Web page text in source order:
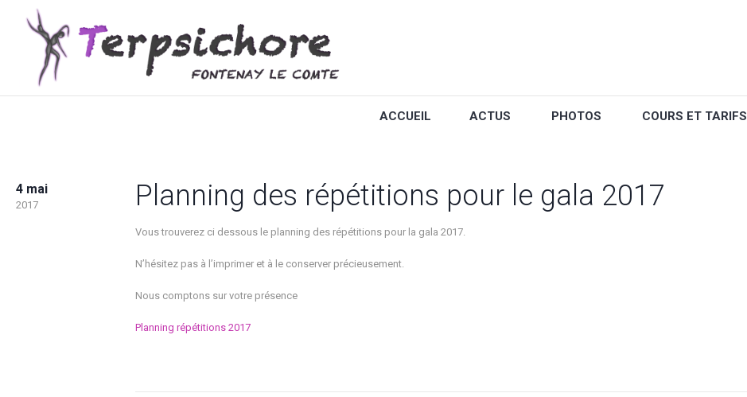
ACCUEIL ACTUS PHOTOS COURS ET TARIFS
4 mai
2017 Planning des répétitions pour le gala 2017
Vous trouverez ci dessous le planning des répétitions pour la gala 2017.
N’hésitez pas à l’imprimer et à le conserver précieusement.
Nous comptons sur votre présence
Planning répétitions 2017